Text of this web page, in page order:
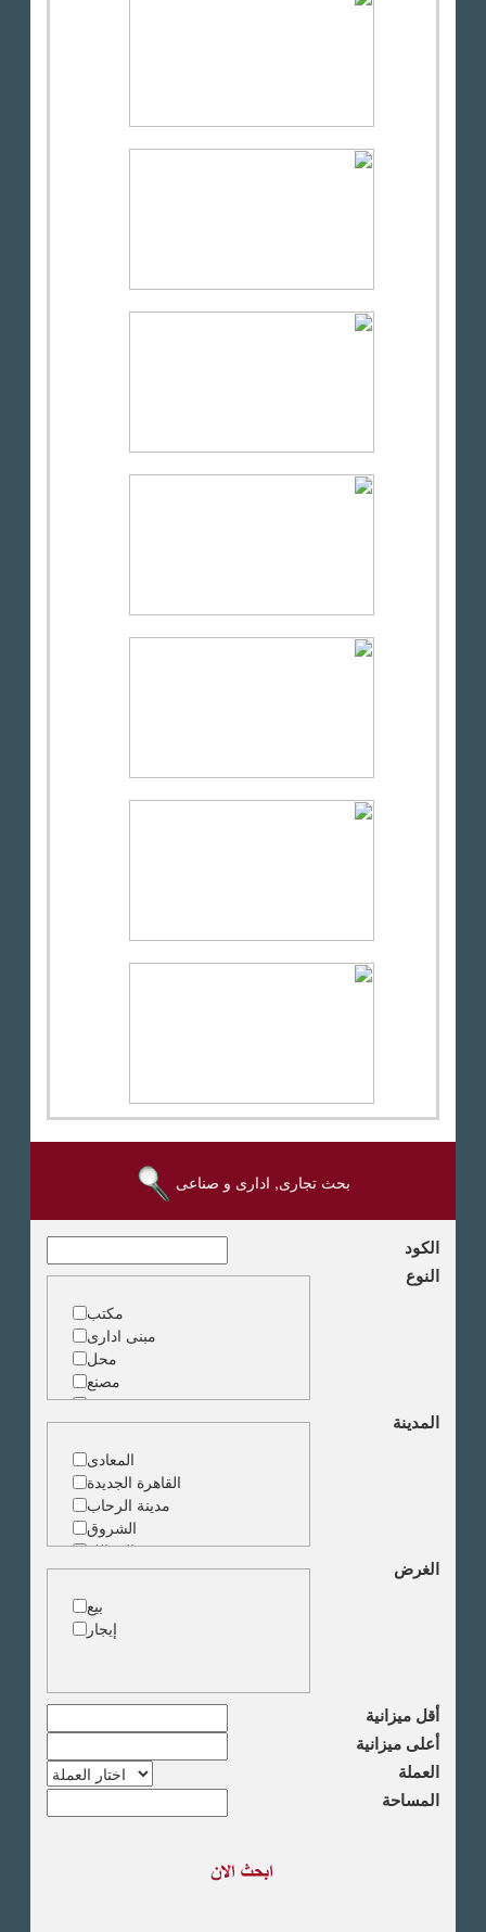
بحث تجارى, ادارى و صناعى
الكود
النوع
مكتب
مبنى ادارى
محل
مصنع
مخزن
ارض خدمات
المدينة
المعادى
القاهرة الجديدة
مدينة الرحاب
الشروق
الزمالك
جاردن سيتى
دقى
المهندسين
الجيزة
وسط البلد
مصر الجديدة
مدينة نصر
السادس من اكتوبر
الشيخ زايد
الصحراوى
الغرض
بيع
إيجار
أقل ميزانية
أعلى ميزانية
العملة
المساحة